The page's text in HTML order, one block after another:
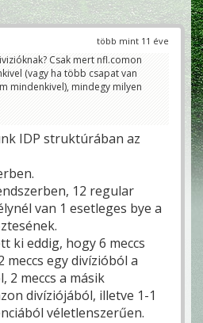
több mint 11 éve
Csak mert nfl.comon
(vagy ha több csapat van
mindenkivel), mindegy milyen
IDP struktúrában az
12 regular
van 1 esetleges bye a
ki eddig, hogy 6 meccs
meccs egy divízióból a
2 meccs a másik
divíziójából, illetve 1-1
véletlenszerűen.